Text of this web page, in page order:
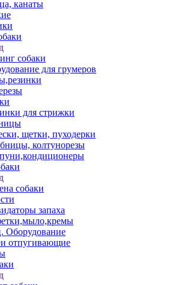
канаты
собаки
для грумеров
для стрижки
щетки, пуходерки
колтунорезы
собаки
запаха
Оборудование
отпугивающие